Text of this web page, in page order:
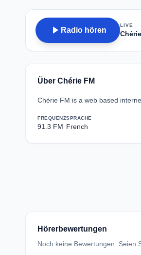
play_arrow Radio hören
LIVE
Über Chérie FM
Chérie FM is a web based
FREQUENZ
91.3 FM
SPRACHE
French
Hörerbewertungen
Noch keine Bewertungen. Seien